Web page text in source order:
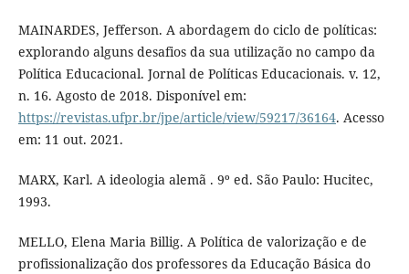
MAINARDES, Jefferson. A abordagem do ciclo de políticas:
explorando alguns desafios da sua utilização no campo da
Política Educacional. Jornal de Políticas Educacionais. v. 12,
n. 16. Agosto de 2018. Disponível em:
https://revistas.ufpr.br/jpe/article/view/59217/36164. Acesso
em: 11 out. 2021.
MARX, Karl. A ideologia alemã . 9º ed. São Paulo: Hucitec,
1993.
MELLO, Elena Maria Billig. A Política de valorização e de
profissionalização dos professores da Educação Básica do